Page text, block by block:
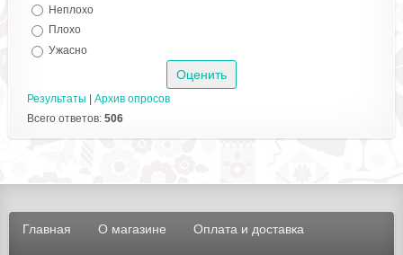
Неплохо
Плохо
Ужасно
Результаты
Архив опросов
Всего ответов: 506
Главная О магазине Оплата и доставка